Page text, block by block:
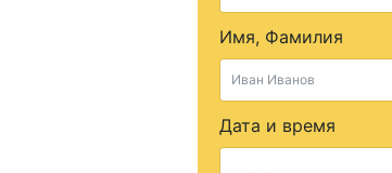
Имя, Фамилия
Дата и время